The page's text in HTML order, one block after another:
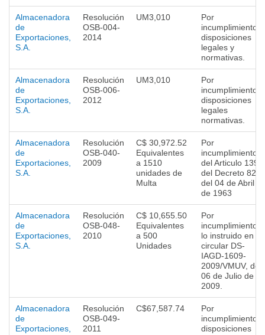
Almacenadora
de
Exportaciones,
S.A.
Resolución
OSB-004-
2014
UM3,010
Por
incumplimiento a
disposiciones
legales y
normativas.
Almacenadora
de
Exportaciones,
S.A.
Resolución
OSB-006-
2012
UM3,010
Por
incumplimiento a
disposiciones
legales
normativas.
Almacenadora
de
Exportaciones,
S.A.
Resolución
OSB-040-
2009
C$ 30,972.52
Equivalentes
a 1510
unidades de
Multa
Por
incumplimiento
del Articulo 139
del Decreto 828
del 04 de Abril
de 1963
Almacenadora
de
Exportaciones,
S.A.
Resolución
OSB-048-
2010
C$ 10,655.50
Equivalentes
a 500
Unidades
Por
incumplimiento a
lo instruido en la
circular DS-
IAGD-1609-
2009/VMUV, del
06 de Julio de
2009.
Almacenadora
de
Exportaciones,
Resolución
OSB-049-
2011
C$67,587.74
Por
incumplimiento a
disposiciones